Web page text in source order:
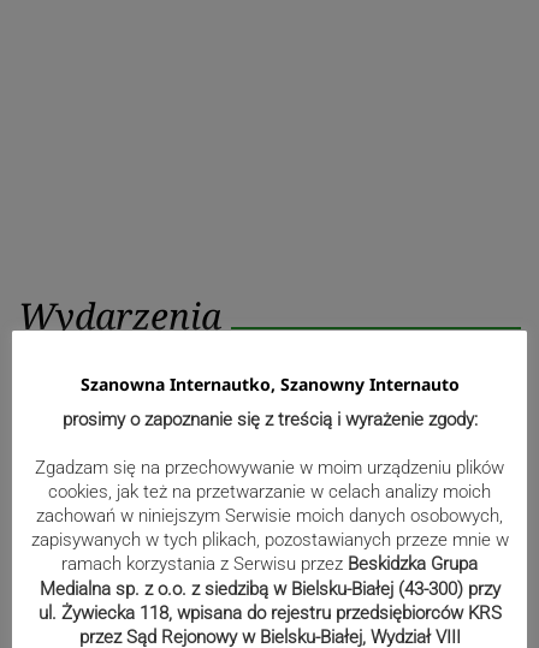
Wydarzenia
Zbieg okoliczności w dwóch
spółkach. Premier prosił, by nie było
tu polityki, bo to budzi podejrzenia
Po kontroli zamknęli plac zabaw w
Toporzysku
Szanowna Internautko, Szanowny Internauto
prosimy o zapoznanie się z treścią i wyrażenie zgody:
Zgadzam się na przechowywanie w moim urządzeniu plików
cookies, jak też na przetwarzanie w celach analizy moich
zachowań w niniejszym Serwisie moich danych osobowych,
zapisywanych w tych plikach, pozostawianych przeze mnie w
ramach korzystania z Serwisu przez Beskidzka Grupa
Medialna sp. z o.o. z siedzibą w Bielsku-Białej (43-300) przy
ul. Żywiecka 118, wpisana do rejestru przedsiębiorców KRS
przez Sąd Rejonowy w Bielsku-Białej, Wydział VIII